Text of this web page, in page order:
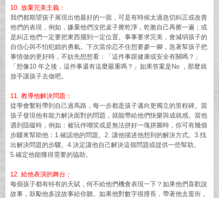
10. 放棄完美主義：
我們都期望孩子展現出他最好的一面，可是有時候太過急切糾正或改善
他們的表現，例如，嫌棄他們沒把桌子擦乾淨，乾脆自己再擦一遍；或
是糾正他們一定要把東西擺到一定位置。事事要求完美，會減弱孩子的
自信心與不怕犯錯的勇氣。下次當你忍不住想要參一腳，急著幫孩子把
事情做的更好時，不妨先想想看：「這件事跟健康或安全有關嗎？」
「想像10 年之後，這件事還有這麼嚴重嗎？」如果答案是No ，那麼就
放手讓孩子去做吧。
11. 教導他解決問題：
從學會繫鞋帶到自己過馬路，每一步都是孩子邁向更獨立的里程碑。當
孩子發現他有能力解決面對的問題，就能帶給他們快樂與成就感。當他
遇到阻礙時，例如：被玩伴嘲笑或是無法拼好一塊拼圖時，你可有幾個
步驟來幫助他：1.確認他的問題。2. 讓他描述他想到的解決方式。3.找
出解決問題的步驟。4.決定讓他自己解決這個問題或提供一些幫助。
5.確定他能獲得需要的協助。
12. 給他表演的舞台：
每個孩子都有特有的天賦，何不給他們機會表現一下？如果他們喜歡說
故事，鼓勵他多說故事給你聽。如果他對數字很擅長，帶著他去逛街，